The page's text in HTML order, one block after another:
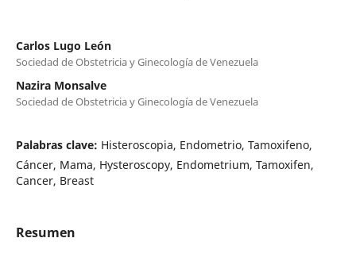
Carlos Lugo León
Sociedad de Obstetricia y Ginecología de Venezuela
Nazira Monsalve
Sociedad de Obstetricia y Ginecología de Venezuela
Palabras clave: Histeroscopia, Endometrio, Tamoxifeno,
Cáncer, Mama, Hysteroscopy, Endometrium, Tamoxifen,
Cancer, Breast
Resumen